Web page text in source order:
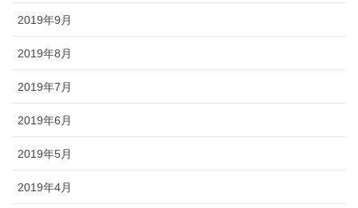
2019年9月
2019年8月
2019年7月
2019年6月
2019年5月
2019年4月